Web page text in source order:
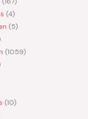
4
5
1059
10